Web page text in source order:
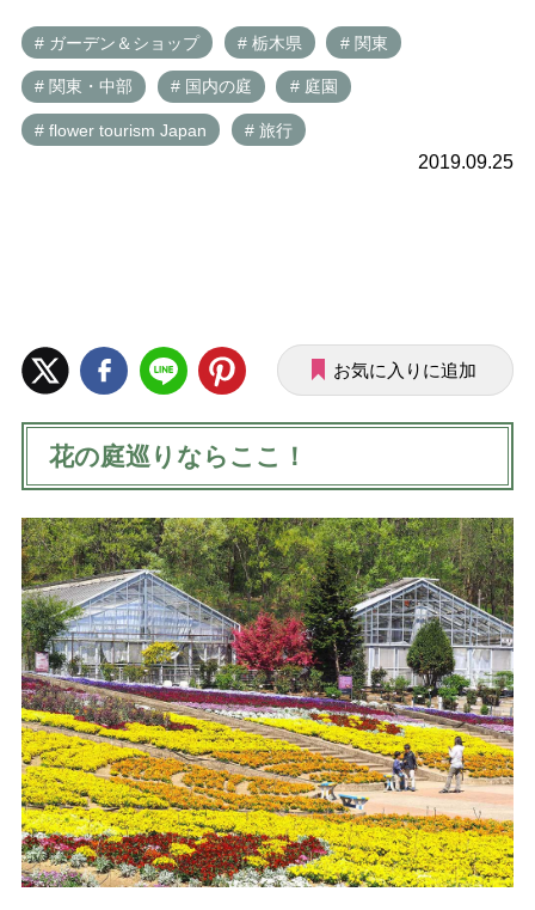
# ガーデン＆ショップ # 栃木県 # 関東
# 関東・中部 # 国内の庭 # 庭園
# flower tourism Japan # 旅行
2019.09.25
お気に入りに追加
花の庭巡りならここ！